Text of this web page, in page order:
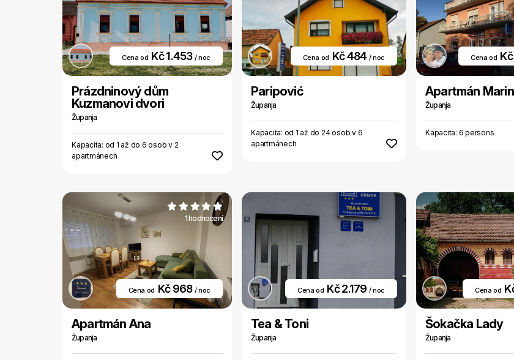
Cena od Kč 1.453 / noc
Prázdninový dům
Kuzmanovi dvori
Županja
Kapacita: od 1 až do 6 osob v 2
apartmánech
Cena od Kč 484 / noc
Paripović
Županja
Kapacita: od 1 až do 24 osob v 6
apartmánech
Cena od
Apartmán Marin
Županja
Kapacita: 6 persons
1 hodnocení
Cena od Kč 968 / noc
Apartmán Ana
Županja
Cena od Kč 2.179 / noc
Tea & Toni
Županja
Cena od
Šokačka Lady
Županja